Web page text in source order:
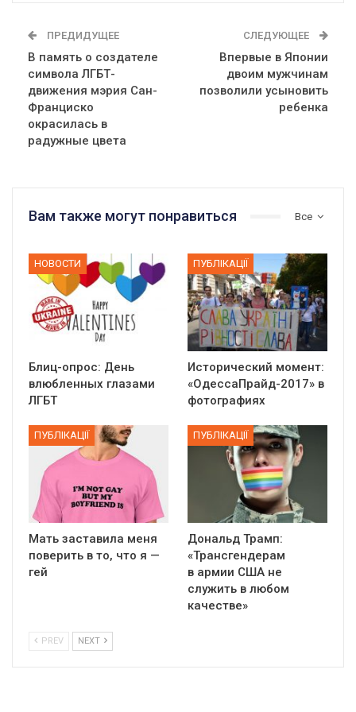
ПРЕДИДУЩЕЕ
В память о создателе
символа ЛГБТ-
движения мэрия Сан-
Франциско
окрасилась в
радужные цвета
СЛЕДУЮЩЕЕ
Впервые в Японии
двоим мужчинам
позволили усыновить
ребенка
Все
Вам также могут понравиться
НОВОСТИ
Блиц-опрос: День
влюбленных глазами
ЛГБТ
ПУБЛІКАЦІЇ
Исторический момент:
«ОдессаПрайд-2017» в
фотографиях
ПУБЛІКАЦІЇ
Мать заставила меня
поверить в то, что я —
гей
ПУБЛІКАЦІЇ
Дональд Трамп:
«Трансгендерам
в армии США не
служить в любом
качестве»
PREV NEXT